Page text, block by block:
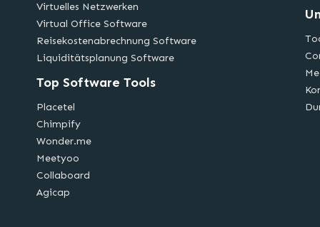
Virtuelles Netzwerken
Virtual Office Software
Reisekostenabrechnung Software
Liquiditätsplanung Software
Top Software Tools
Placetel
Chimpify
Wonder.me
Meetyoo
Collaboard
Agicap